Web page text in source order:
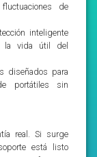
de
inteligente
la vida útil del
diseñados para
portátiles sin
real. Si surge
está listo